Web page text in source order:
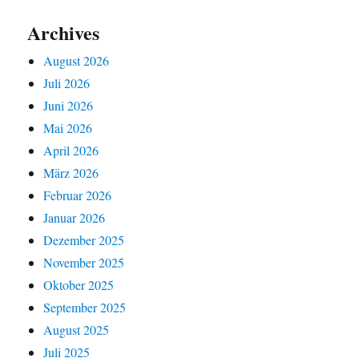
Archives
August 2026
Juli 2026
Juni 2026
Mai 2026
April 2026
März 2026
Februar 2026
Januar 2026
Dezember 2025
November 2025
Oktober 2025
September 2025
August 2025
Juli 2025